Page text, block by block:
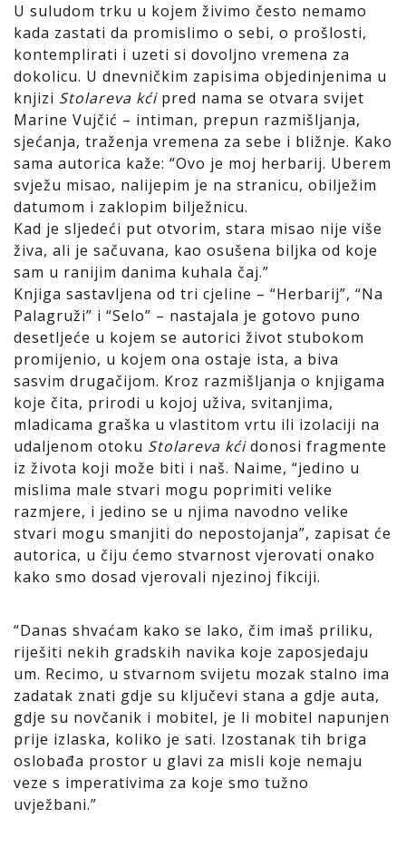
U suludom trku u kojem živimo često nemamo
kada zastati da promislimo o sebi, o prošlosti,
kontemplirati i uzeti si dovoljno vremena za
dokolicu. U dnevničkim zapisima objedinjenima u
knjizi Stolareva kćipred nama se otvara svijet
Marine Vujčić – intiman, prepun razmišljanja,
sjećanja, traženja vremena za sebe i bližnje. Kako
sama autorica kaže: “Ovo je moj herbarij. Uberem
svježu misao, nalijepim je na stranicu, obilježim
datumom i zaklopim bilježnicu.
Kad je sljedeći put otvorim, stara misao nije više
živa, ali je sačuvana, kao osušena biljka od koje
sam u ranijim danima kuhala čaj.”
Knjiga sastavljena od tri cjeline – “Herbarij”, “Na
Palagruži” i “Selo” – nastajala je gotovo puno
desetljeće u kojem se autorici život stubokom
promijenio, u kojem ona ostaje ista, a biva
sasvim drugačijom. Kroz razmišljanja o knjigama
koje čita, prirodi u kojoj uživa, svitanjima,
mladicama graška u vlastitom vrtu ili izolaciji na
udaljenom otoku Stolareva kćidonosi fragmente
iz života koji može biti i naš. Naime, “jedino u
mislima male stvari mogu poprimiti velike
razmjere, i jedino se u njima navodno velike
stvari mogu smanjiti do nepostojanja”, zapisat će
autorica, u čiju ćemo stvarnost vjerovati onako
kako smo dosad vjerovali njezinoj fikciji.
“Danas shvaćam kako se lako, čim imaš priliku,
riješiti nekih gradskih navika koje zaposjedaju
um. Recimo, u stvarnom svijetu mozak stalno ima
zadatak znati gdje su ključevi stana a gdje auta,
gdje su novčanik i mobitel, je li mobitel napunjen
prije izlaska, koliko je sati. Izostanak tih briga
oslobađa prostor u glavi za misli koje nemaju
veze s imperativima za koje smo tužno
uvježbani.”